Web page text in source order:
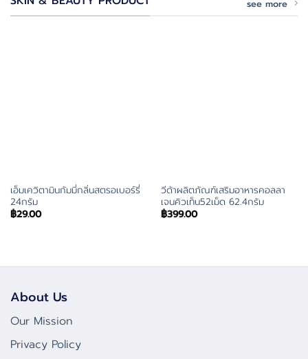
see more
เอ็มเควิตามินกัมมี่กลิ่นสตรอเบอร์รี่
24กรัม
฿29.00
วีด้าผลิตภัณฑ์เสริมอาหารคอลลา
เจนคิวเท็น52เม็ด 62.4กรัม
฿399.00
About Us
Our Mission
Privacy Policy